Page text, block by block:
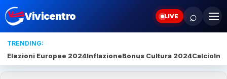
Vivicentro LIVE ⌕
TRENDING:
Elezioni Europee 2024InflazioneBonus Cultura 2024Calcio